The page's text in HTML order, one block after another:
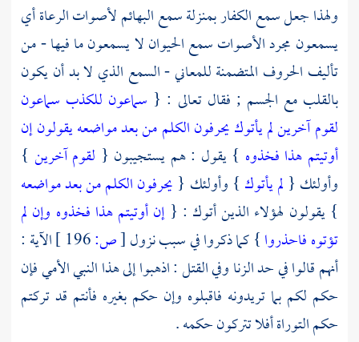
ولهذا جعل سمع الكفار بمنزلة سمع البهائم لأصوات الرعاة أي
يسمعون مجرد الأصوات سمع الحيوان لا يسمعون ما فيها - من
تأليف الحروف المتضمنة للمعاني - السمع الذي لا بد أن يكون
بالقلب مع الجسم ; فقال تعالى : { سماعون للكذب سماعون
لقوم آخرين لم يأتوك يحرفون الكلم من بعد مواضعه يقولون إن
أوتيتم هذا فخذوه } يقول : هم يستجيبون { لقوم آخرين }
وأولئك { لم يأتوك } وأولئك { يحرفون الكلم من بعد مواضعه
} يقولون لهؤلاء الذين أتوك : {إن أوتيتم هذا فخذوه وإن لم
تؤتوه فاحذروا} كما ذكروا في سبب نزول[ص:
الآية :
أنهم قالوا في حد الزنا وفي القتل : اذهبوا إلى هذا النبي الأمي فإن
حكم لكم بما تريدونه فاقبلوه وإن حكم بغيره فأنتم قد تركتم
حكم التوراة أفلا تتركون حكمه .